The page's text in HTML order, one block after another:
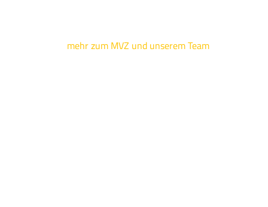
mehr zum MVZ und unserem Team